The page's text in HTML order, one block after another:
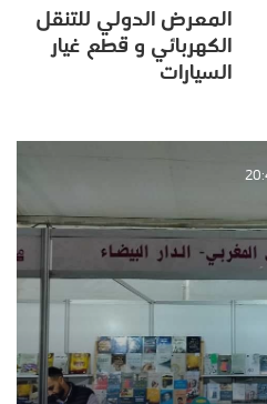
المعرض الدولي للتنقل
الكهربائي و قطع غيار
السيارات